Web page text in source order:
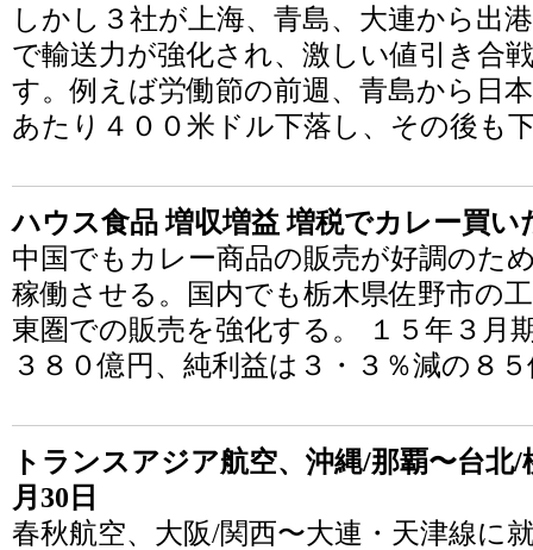
しかし３社が上海、青島、大連から出
で輸送力が強化され、激しい値引き合
す。例えば労働節の前週、青島から日
あたり４００米ドル下落し、その後も
ハウス食品 増収増益 増税でカレー買い
中国でもカレー商品の販売が好調のた
稼働させる。国内でも栃木県佐野市の
東圏での販売を強化する。 １５年３月
３８０億円、純利益は３・３％減の８
トランスアジア航空、沖縄/那覇〜台北
月30日
春秋航空、大阪/関西〜大連・天津線に